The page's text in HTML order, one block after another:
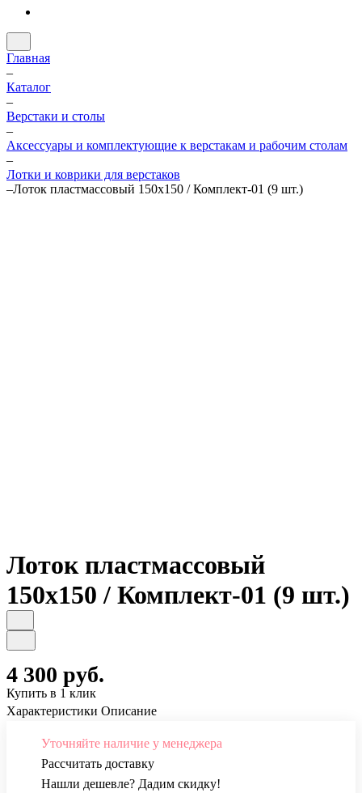
Главная
–
Каталог
–
Верстаки и столы
–
Аксессуары и комплектующие к верстакам и рабочим столам
–
Лотки и коврики для верстаков
–Лоток пластмассовый 150х150 / Комплект-01 (9 шт.)
Лоток пластмассовый
150х150 / Комплект-01 (9 шт.)
4 300 руб.
Купить в 1 клик
Характеристики Описание
Уточняйте наличие у менеджера
Рассчитать доставку
Нашли дешевле? Дадим скидку!